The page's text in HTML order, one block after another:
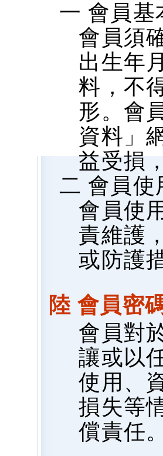
一 會員基
會員須
出生年
料，不
形。會
資料」
益受損
二 會員使
會員使
責維護
或防護
陸 會員密
會員對
讓或以
使用、
損失等
償責任。